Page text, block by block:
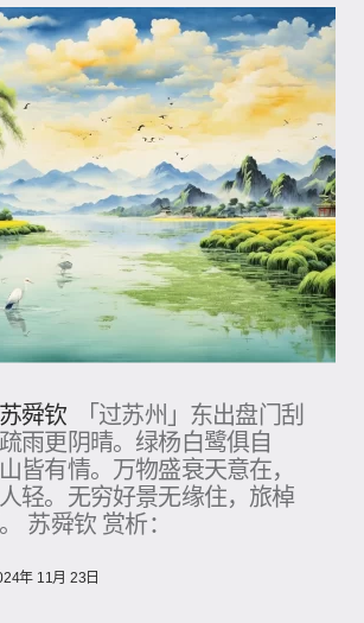
舜钦
「过苏州」东出盘门刮
雨更阴晴。绿杨白鹭俱自
皆有情。万物盛衰天意在，
轻。无穷好景无缘住，旅棹
苏舜钦 赏析：
年 11月 23日